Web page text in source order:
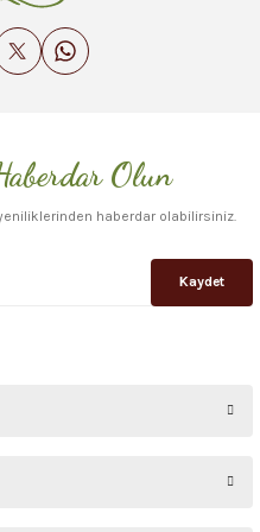
Olun
haberdar olabilirsiniz.
Kaydet